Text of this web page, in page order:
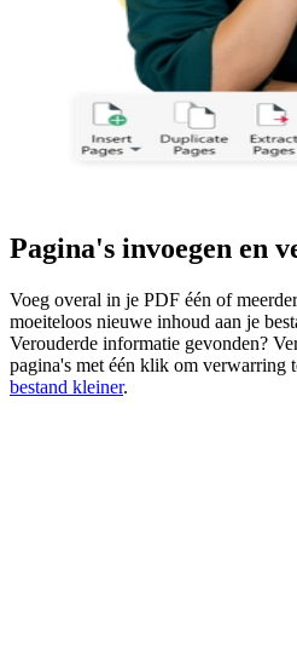
Pagina's invoegen en
Voeg overal in je PDF één of
moeiteloos nieuwe inhoud aan je
Verouderde informatie gevonden?
pagina's met één klik om verwarring
bestand kleiner.